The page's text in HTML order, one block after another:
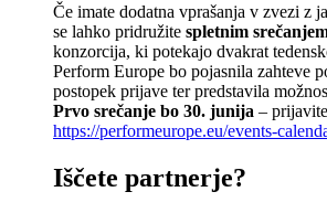
Če imate dodatna vprašanja v zvezi z
se lahko pridružite spletnim
konzorcija, ki potekajo dvakrat
Perform Europe bo pojasnila zahteve
postopek prijave ter predstavila
Prvo srečanje bo 30. junija –
https://performeurope.eu/events-
Iščete partnerje?